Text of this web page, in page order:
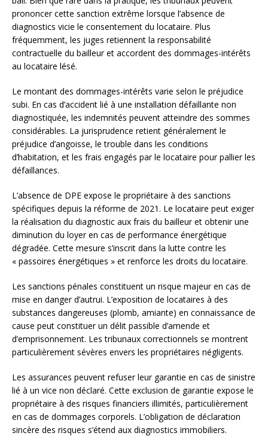
prononcer cette sanction extrême lorsque l’absence de
diagnostics vicie le consentement du locataire. Plus
fréquemment, les juges retiennent la responsabilité
contractuelle du bailleur et accordent des dommages-intérêts
au locataire lésé.
Le montant des dommages-intérêts varie selon le préjudice
subi. En cas d’accident lié à une installation défaillante non
diagnostiquée, les indemnités peuvent atteindre des sommes
considérables. La jurisprudence retient généralement le
préjudice d’angoisse, le trouble dans les conditions
d’habitation, et les frais engagés par le locataire pour pallier les
défaillances.
L’absence de DPE expose le propriétaire à des sanctions
spécifiques depuis la réforme de 2021. Le locataire peut exiger
la réalisation du diagnostic aux frais du bailleur et obtenir une
diminution du loyer en cas de performance énergétique
dégradée. Cette mesure s’inscrit dans la lutte contre les
« passoires énergétiques » et renforce les droits du locataire.
Les sanctions pénales constituent un risque majeur en cas de
mise en danger d’autrui. L’exposition de locataires à des
substances dangereuses (plomb, amiante) en connaissance de
cause peut constituer un délit passible d’amende et
d’emprisonnement. Les tribunaux correctionnels se montrent
particulièrement sévères envers les propriétaires négligents.
Les assurances peuvent refuser leur garantie en cas de sinistre
lié à un vice non déclaré. Cette exclusion de garantie expose le
propriétaire à des risques financiers illimités, particulièrement
en cas de dommages corporels. L’obligation de déclaration
sincère des risques s’étend aux diagnostics immobiliers.